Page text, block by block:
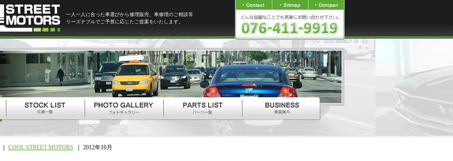
一人一人に合った車選びから修理販売、車修理のご相談等
リーズナブルでご予算に応じたご提案をいたします。
COOL STREET MOTORS 2012年10月